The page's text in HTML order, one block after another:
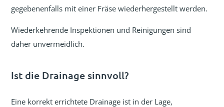
gegebenenfalls mit einer Fräse wiederhergestellt werden.
Wiederkehrende Inspektionen und Reinigungen sind
daher unvermeidlich.
Ist die Drainage sinnvoll?
Eine korrekt errichtete Drainage ist in der Lage,